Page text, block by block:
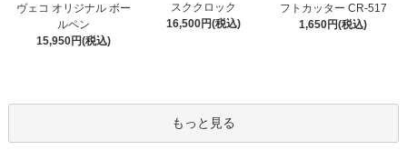
ヴェコ オリジナル ボー
ルペン
15,950円(税込)
スククロック
16,500円(税込)
フトカッター CR-517
1,650円(税込)
もっと見る